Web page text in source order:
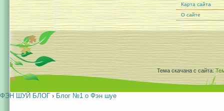
Карта сайта
О сайте
Тема скачана с сайта:
ФЭН ШУЙ БЛОГ › Блог №1 о Фэн шуе